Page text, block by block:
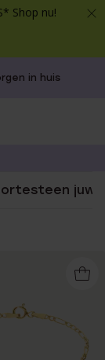
Shop nu!
in huis